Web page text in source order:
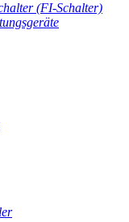
(FI-Schalter)